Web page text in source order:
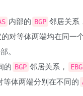
内部的 BGP 邻居关系
对等体两端均在同一
。
的 BGP 邻居关系，
等体两端分别在不同的